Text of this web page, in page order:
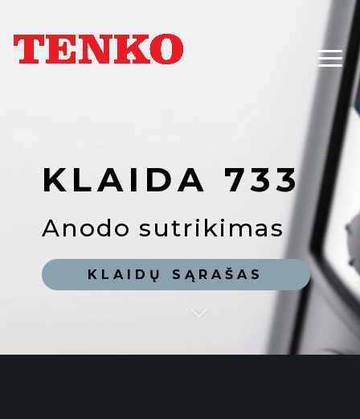
KLAIDA 733
Anodo sutrikimas
KLAIDŲ SĄRAŠAS